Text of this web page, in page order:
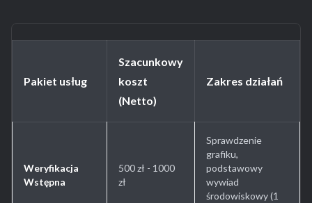
Pakiet usług
Szacunkowy
koszt
(Netto)
Zakres działań
Weryfikacja
Wstępna
500 zł - 1000
zł
Sprawdzenie
grafiku,
podstawowy
wywiad
środowiskowy (1